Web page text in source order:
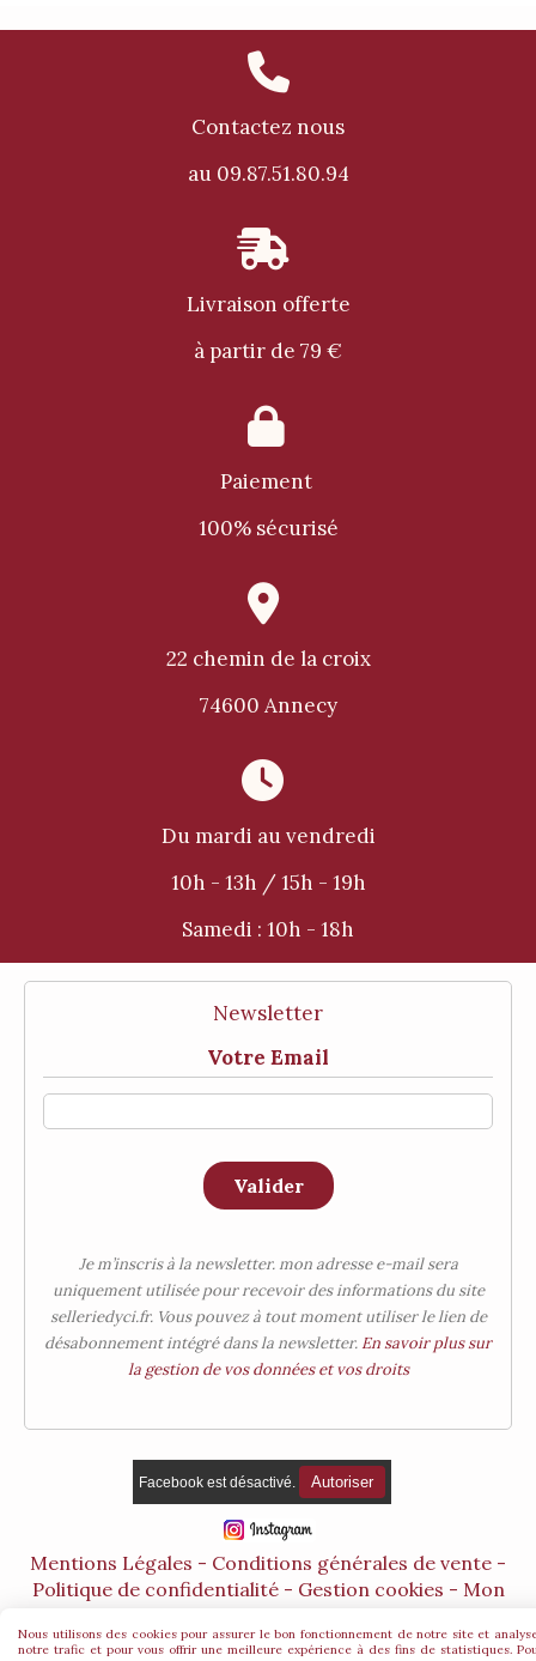

Contactez nous
au 09.87.51.80.94

Livraison offerte
à partir de 79 €

Paiement
100% sécurisé

22 chemin de la croix
74600 Annecy

Du mardi au vendredi
10h - 13h / 15h - 19h
Samedi : 10h - 18h
Newsletter
Votre Email
Valider
Je m’inscris à la newsletter. mon adresse e-mail sera
uniquement utilisée pour recevoir des informations du site
selleriedyci.fr. Vous pouvez à tout moment utiliser le lien de
désabonnement intégré dans la newsletter. En savoir plus sur
la gestion de vos données et vos droits
Facebook est désactivé. Autoriser
Mentions Légales
Conditions générales de vente
Politique de confidentialité
Gestion cookies
Mon
Nous utilisons des cookies pour assurer le bon fonctionnement de notre site et
notre trafic et pour vous offrir une meilleure expérience à des fins de statistiques.